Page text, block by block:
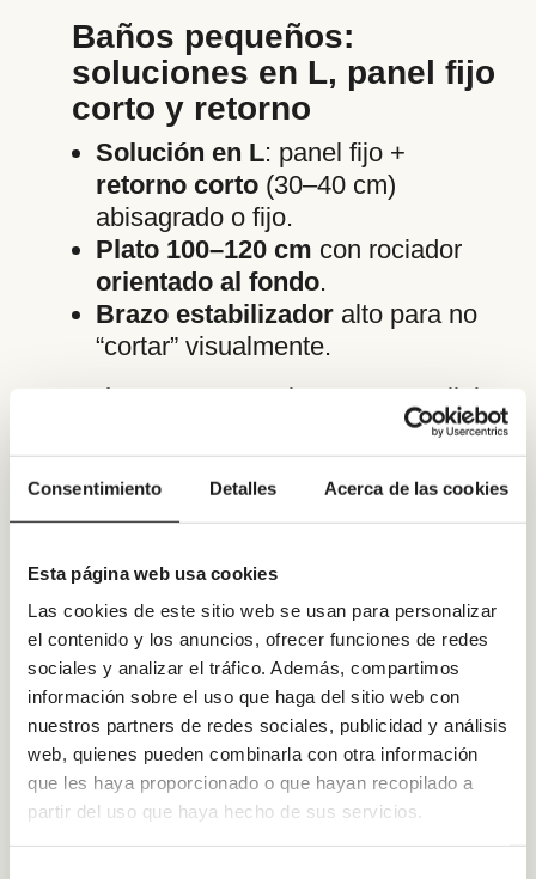
Consentimiento Detalles Acerca de las cookies
Esta página web usa cookies
Las cookies de este sitio web se usan para personalizar
el contenido y los anuncios, ofrecer funciones de redes
sociales y analizar el tráfico. Además, compartimos
información sobre el uso que haga del sitio web con
nuestros partners de redes sociales, publicidad y análisis
web, quienes pueden combinarla con otra información
que les haya proporcionado o que hayan recopilado a
partir del uso que haya hecho de sus servicios.
Baños pequeños:
soluciones en L, panel fijo
corto y retorno
Solución en L: panel fijo +
retorno corto (30–40 cm)
abisagrado o fijo.
Plato 100–120 cm con rociador
orientado al fondo.
Brazo estabilizador alto para no
“cortar” visualmente.
Así mantenemos el concepto walk in
sin puerta y sin ducha-chorro hacia
el hueco.
Ducha para dos:
caudal/rociador
Largo 140–160 cmyancho 80–
90 cmcomo base.
Doble punto de agua o rociador
XL (ojo con elcaudaly el
desagüe, si subes el caudal,
asegúrate de unsumidero lineal
o sifón de alta evacuación).